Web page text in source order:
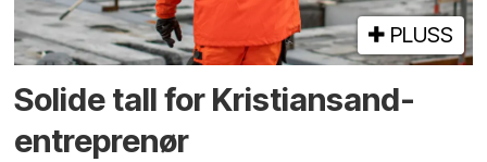
PLUSS
Solide tall for Kristiansand-
entreprenør